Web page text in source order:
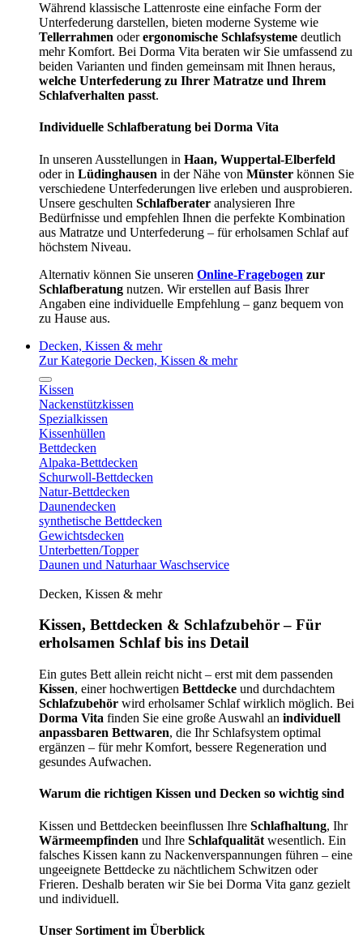
Während klassische Lattenroste eine einfache Form der
Unterfederung darstellen, bieten moderne Systeme wie
Tellerrahmen oderergonomische Schlafsysteme deutlich
mehr Komfort. Bei Dorma Vita beraten wir Sie umfassend zu
beiden Varianten und finden gemeinsam mit Ihnen heraus,
welche Unterfederung zu Ihrer Matratze und Ihrem
Schlafverhalten passt.
Individuelle Schlafberatung bei Dorma Vita
In unseren Ausstellungen in Haan, Wuppertal-Elberfeld
oder in Lüdinghausen in der Nähe von Münster können Sie
verschiedene Unterfederungen live erleben und ausprobieren.
Unsere geschulten Schlafberater analysieren Ihre
Bedürfnisse und empfehlen Ihnen die perfekte Kombination
aus Matratze und Unterfederung – für erholsamen Schlaf auf
höchstem Niveau.
Alternativ können Sie unseren Online-Fragebogen zur
Schlafberatung nutzen. Wir erstellen auf Basis Ihrer
Angaben eine individuelle Empfehlung – ganz bequem von
zu Hause aus.
Decken, Kissen & mehr
Zur Kategorie Decken, Kissen & mehr
Kissen
Nackenstützkissen
Spezialkissen
Kissenhüllen
Bettdecken
Alpaka-Bettdecken
Schurwoll-Bettdecken
Natur-Bettdecken
Daunendecken
synthetische Bettdecken
Gewichtsdecken
Unterbetten/Topper
Daunen und Naturhaar Waschservice
Decken, Kissen & mehr
Kissen, Bettdecken & Schlafzubehör – Für
erholsamen Schlaf bis ins Detail
Ein gutes Bett allein reicht nicht – erst mit dem passenden
Kissen, einer hochwertigen Bettdecke und durchdachtem
Schlafzubehör wird erholsamer Schlaf wirklich möglich. Bei
Dorma Vita finden Sie eine große Auswahl an individuell
anpassbaren Bettwaren, die Ihr Schlafsystem optimal
ergänzen – für mehr Komfort, bessere Regeneration und
gesundes Aufwachen.
Warum die richtigen Kissen und Decken so wichtig sind
Kissen und Bettdecken beeinflussen Ihre Schlafhaltung, Ihr
Wärmeempfinden und Ihre Schlafqualität wesentlich. Ein
falsches Kissen kann zu Nackenverspannungen führen – eine
ungeeignete Bettdecke zu nächtlichem Schwitzen oder
Frieren. Deshalb beraten wir Sie bei Dorma Vita ganz gezielt
und individuell.
Unser Sortiment im Überblick